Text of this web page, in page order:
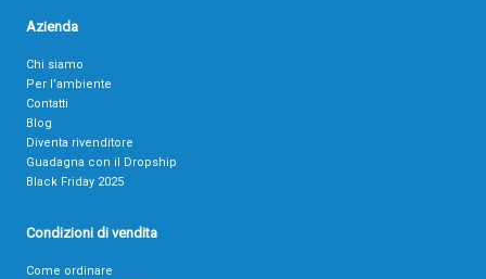
Azienda
Chi siamo
Per l’ambiente
Contatti
Blog
Diventa rivenditore
Guadagna con il Dropship
Black Friday 2025
Condizioni di vendita
Come ordinare